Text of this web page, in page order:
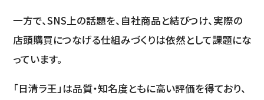
一方で、SNS上の話題を、自社商品と結びつけ、実際の
店頭購買につなげる仕組みづくりは依然として課題にな
っています。
「日清ラ王」は品質・知名度ともに高い評価を得ており、